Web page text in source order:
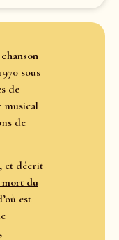
chanson
sous
de
musical
de
et décrit
mort du
est